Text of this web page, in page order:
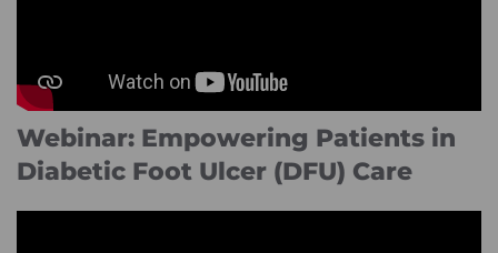
Webinar: Empowering Patients in
Diabetic Foot Ulcer (DFU) Care